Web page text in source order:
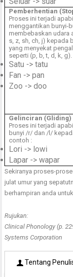
Pemberhentian
Proses ini terjadi
menggantikan bunyi-
membebaskan udara
s, z, sh, ch, j) kepada
yang menyekat
seperti (p, b, t, d, k,
Satu -> tatu
Fan -> pan
Zoo -> doo
Gelinciran (Gliding)
Proses ini terjadi
bunyi /r/ dan /l/
contoh :
Lori -> lowi
Lapar -> wapar
Sekiranya proses-
julat umur yang
berhampiran anda
Rujukan:
Clinical Phonology (p.
Systems Corporation
Tentang